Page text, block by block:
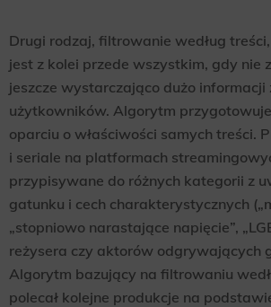
Drugi rodzaj, filtrowanie według
jest z kolei przede wszystkim, gdy nie
jeszcze wystarczająco dużo informacji
użytkowników. Algorytm
oparciu o właściwości samych treści.
i seriale na platformach
przypisywane do różnych kategorii z
gatunku i cech charakterystycznych
„stopniowo narastające napięcie”,
reżysera czy aktorów odgrywających
Algorytm bazujący na filtrowaniu
polecał kolejne produkcje na